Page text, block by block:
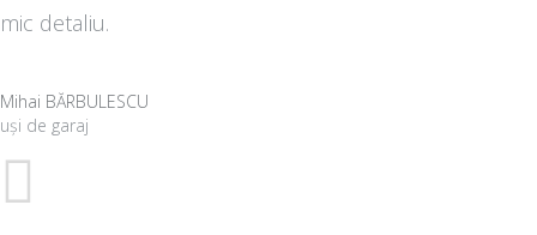
mic detaliu.
Mihai BĂRBULESCU
uși de garaj